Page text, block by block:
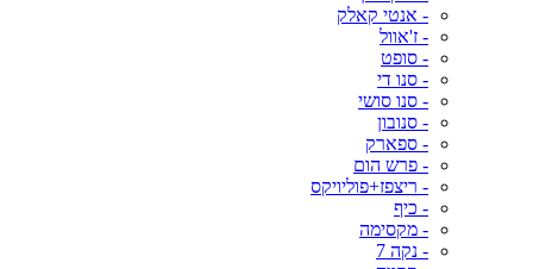
- אנטי קאלק
- ז'אוול
- סופט
- סנו די
- סנו סושי
- סנובון
- ספארק
- פרש הום
- ריצפז+פוליויקס
- כיף
- מקסימה
- נקה 7